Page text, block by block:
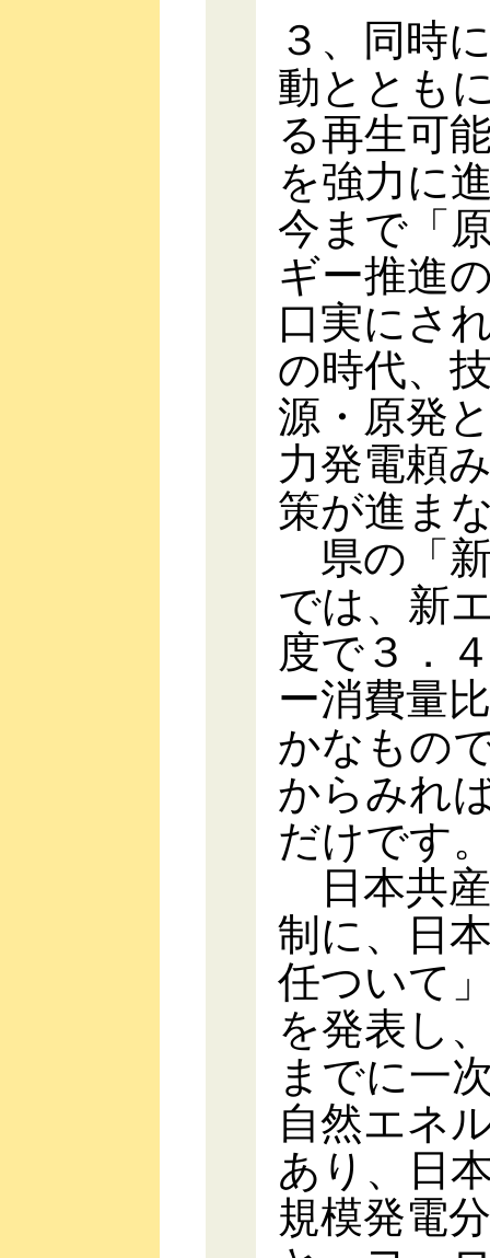
３、同時
動ととも
る再生可
を強力に
今まで「
ギー推進
口実にさ
の時代、
源・原発
力発電頼
策が進ま
県の「
では、新
度で３．
ー消費量
かなもの
からみれ
だけです
日本共
制に、日
任ついて
を発表し
までに一
自然エネ
あり、日
規模発電